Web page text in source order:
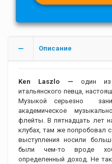
Описание
Ken Laszlo — один из
итальянского певца,
Музыкой серьезно
академическое
флейты. В пятнадцать лет
клубах, там же попробовал
выступления носили
были чем-то вроде
определенный доход. Не